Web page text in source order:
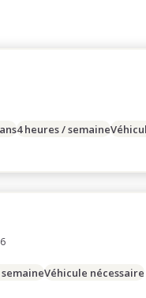
4 heures / semaine
Véhicule nécessaire